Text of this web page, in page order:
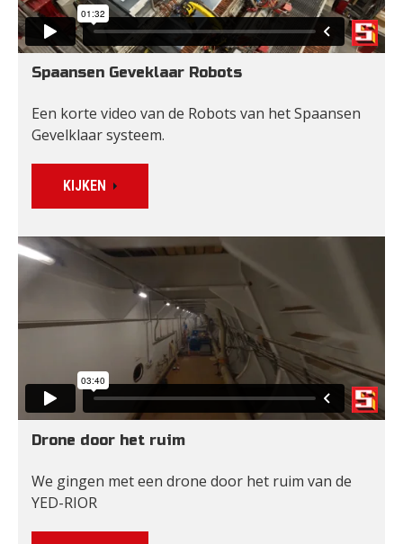
Spaansen Geveklaar Robots
Een korte video van de Robots van het Spaansen
Gevelklaar systeem.
KIJKEN
Drone door het ruim
We gingen met een drone door het ruim van de
YED-RIOR